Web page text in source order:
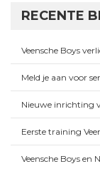
RECENTE
Veensche Boys
Meld je aan voor
Nieuwe inrichting
Eerste training
Veensche Boys en